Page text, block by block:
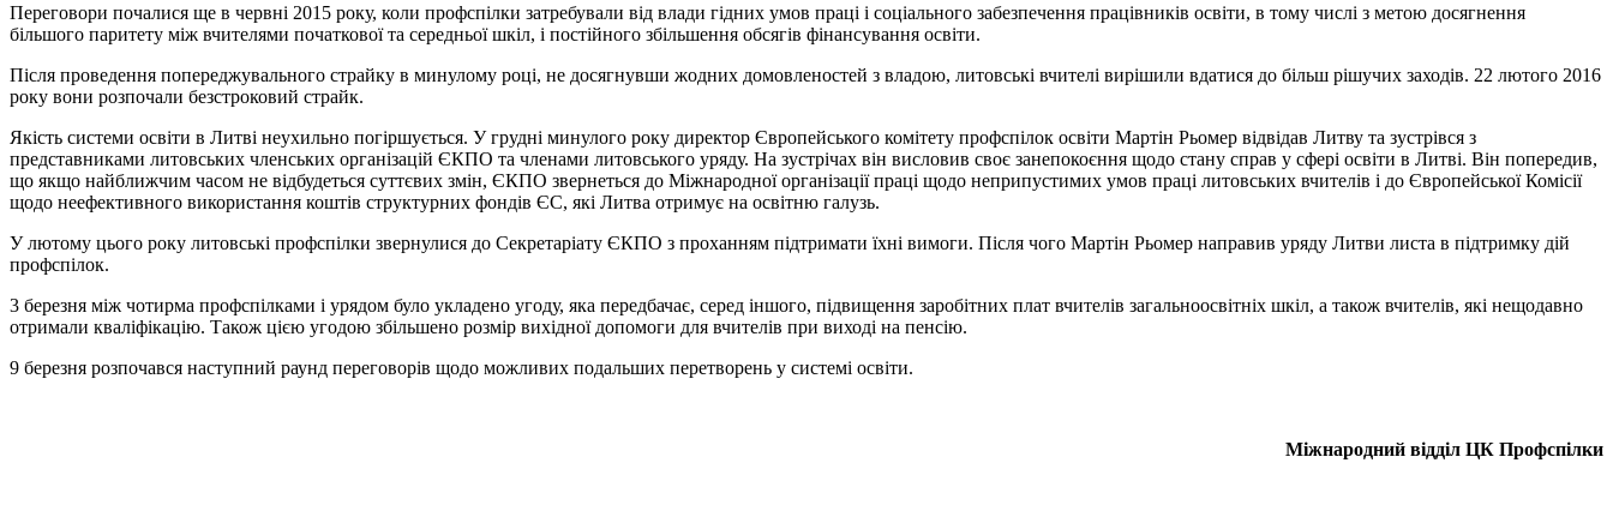
Переговори почалися ще в червні 2015 року, коли профспілки затребували від влади гідних умов праці і соціального забезпечення працівників освіти, в тому числі з метою досягнення
більшого паритету між вчителями початкової та середньої шкіл, і постійного збільшення обсягів фінансування освіти.
Після проведення попереджувального страйку в минулому році, не досягнувши жодних домовленостей з владою, литовські вчителі вирішили вдатися до більш рішучих заходів. 22 лютого 2016
року вони розпочали безстроковий страйк.
Якість системи освіти в Литві неухильно погіршується. У грудні минулого року директор Європейського комітету профспілок освіти Мартін Рьомер відвідав Литву та зустрівся з
представниками литовських членських організацій ЄКПО та членами литовського уряду. На зустрічах він висловив своє занепокоєння щодо стану справ у сфері освіти в Литві. Він попередив,
що якщо найближчим часом не відбудеться суттєвих змін, ЄКПО звернеться до Міжнародної організації праці щодо неприпустимих умов праці литовських вчителів і до Європейської Комісії
щодо неефективного використання коштів структурних фондів ЄС, які Литва отримує на освітню галузь.
У лютому цього року литовські профспілки звернулися до Секретаріату ЄКПО з проханням підтримати їхні вимоги. Після чого Мартін Рьомер направив уряду Литви листа в підтримку дій
профспілок.
3 березня між чотирма профспілками і урядом було укладено угоду, яка передбачає, серед іншого, підвищення заробітних плат вчителів загальноосвітніх шкіл, а також вчителів, які нещодавно
отримали кваліфікацію. Також цією угодою збільшено розмір вихідної допомоги для вчителів при виході на пенсію.
9 березня розпочався наступний раунд переговорів щодо можливих подальших перетворень у системі освіти.
Міжнародний відділ ЦК Профспілки